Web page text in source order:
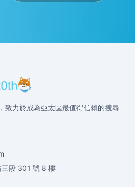
致力於成為亞太區最值得信賴的搜尋
三段 301 號 8 樓